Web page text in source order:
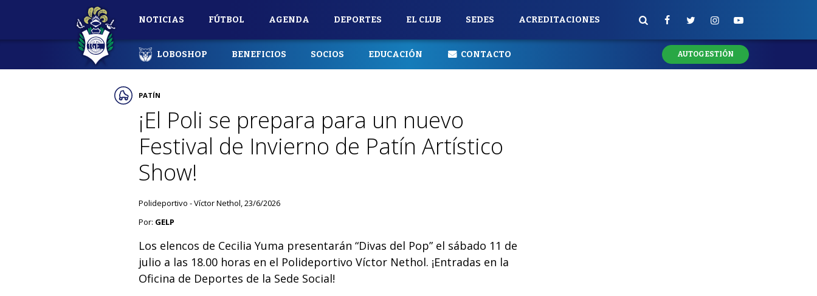
NOTICIAS FÚTBOL AGENDA DEPORTES EL CLUB SEDES ACREDITACIONES
LOBOSHOP BENEFICIOS SOCIOS EDUCACIÓN CONTACTO AUTOGESTIÓN
PATÍN
¡El Poli se prepara para un nuevo
Festival de Invierno de Patín Artístico
Show!
Polideportivo - Víctor Nethol, 23/6/2026
Por: GELP
Los elencos de Cecilia Yuma presentarán “Divas del Pop” el sábado 11 de
julio a las 18.00 horas en el Polideportivo Víctor Nethol. ¡Entradas en la
Oficina de Deportes de la Sede Social!